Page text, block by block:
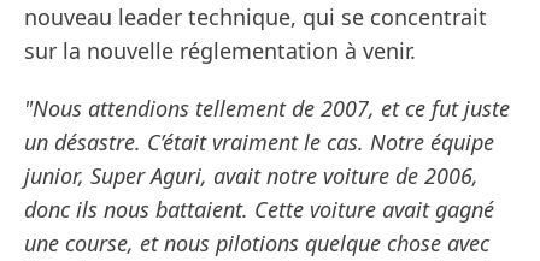
nouveau leader technique, qui se concentrait
sur la nouvelle réglementation à venir.
"Nous attendions tellement de 2007, et ce fut juste
un désastre. C’était vraiment le cas. Notre équipe
junior, Super Aguri, avait notre voiture de 2006,
donc ils nous battaient. Cette voiture avait gagné
une course, et nous pilotions quelque chose avec